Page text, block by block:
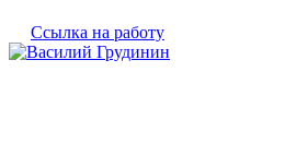
Ссылка на работу